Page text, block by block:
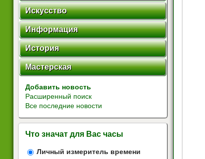
Искусство
Информация
История
Мастерская
Добавить новость
Расширенный поиск
Все последние новости
Что значат для Вас часы
Личный измеритель времени